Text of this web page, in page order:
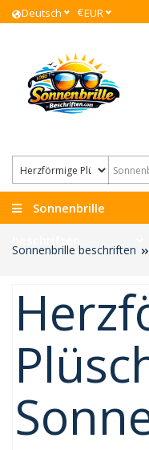
Deutsch €EUR
Sonnenbrille
Sonnenbrille beschriften